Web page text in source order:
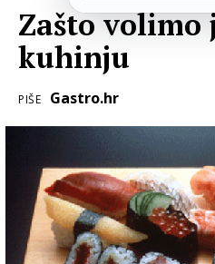
Zašto volimo
kuhinju
PIŠE Gastro.hr